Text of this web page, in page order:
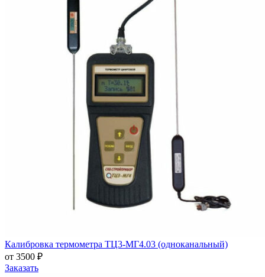
Калибровка термометра ТЦ3-МГ4.03 (одноканальный)
от 3500 ₽
Заказать